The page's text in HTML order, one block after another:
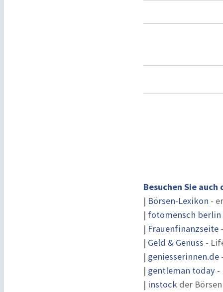
Besuchen Sie
| Börsen-Lexikon -
| fotomensch berlin
| Frauenfinanzseite
| Geld & Genuss -
| geniesserinnen.de
| gentleman today -
| instock der